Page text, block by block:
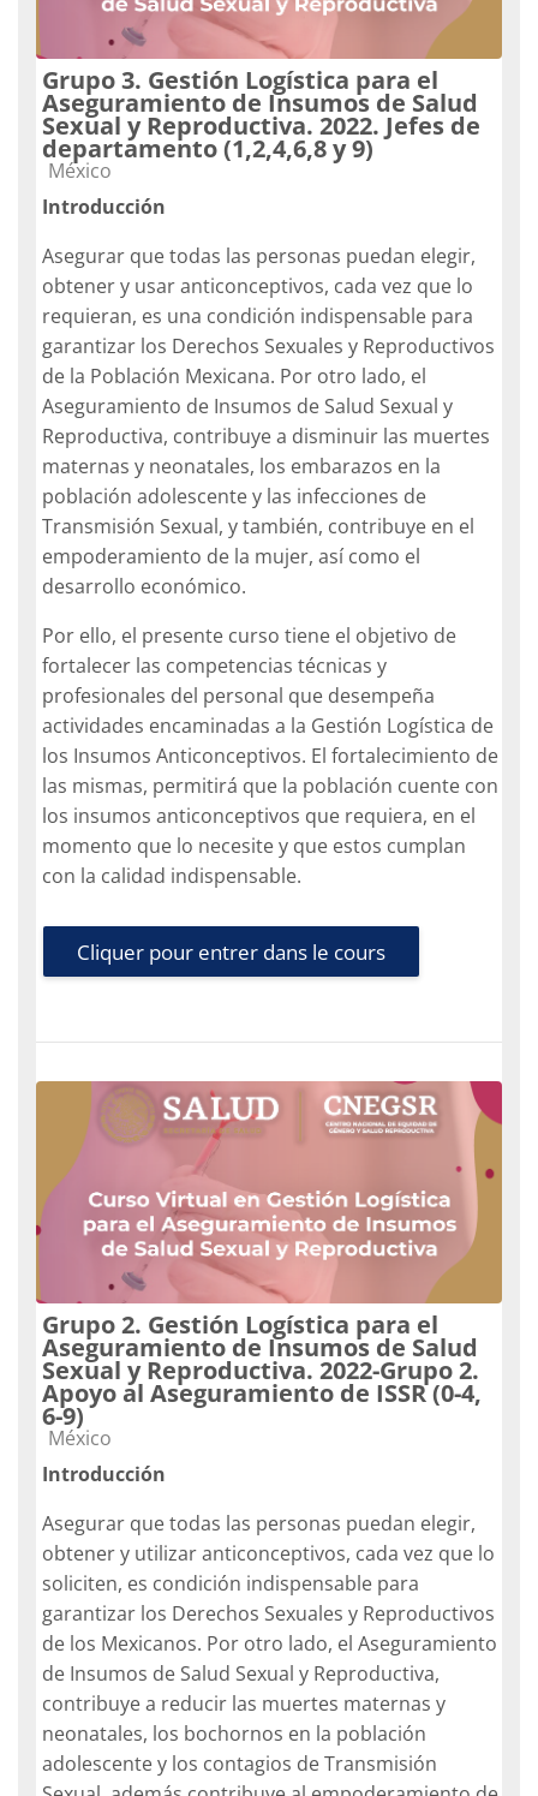
Grupo 3. Gestión Logística para el
Aseguramiento de Insumos de Salud
Sexual y Reproductiva. 2022. Jefes de
departamento (1,2,4,6,8 y 9)
Catégorie de cours
México
Introducción
Asegurar que todas las personas puedan elegir,
obtener y usar anticonceptivos, cada vez que lo
requieran, es una condición indispensable para
garantizar los Derechos Sexuales y Reproductivos
de la Población Mexicana. Por otro lado, el
Aseguramiento de Insumos de Salud Sexual y
Reproductiva, contribuye a disminuir las muertes
maternas y neonatales, los embarazos en la
población adolescente y las infecciones de
Transmisión Sexual, y también, contribuye en el
empoderamiento de la mujer, así como el
desarrollo económico.
Por ello, el presente curso tiene el objetivo de
fortalecer las competencias técnicas y
profesionales del personal que desempeña
actividades encaminadas a la Gestión Logística de
los Insumos Anticonceptivos. El fortalecimiento de
las mismas, permitirá que la población cuente con
los insumos anticonceptivos que requiera, en el
momento que lo necesite y que estos cumplan
con la calidad indispensable.
Cliquer pour entrer dans le cours
Grupo 2. Gestión Logística para el
Aseguramiento de Insumos de Salud
Sexual y Reproductiva. 2022-Grupo 2.
Apoyo al Aseguramiento de ISSR (0-4,
6-9)
Catégorie de cours
México
Introducción
Asegurar que todas las personas puedan elegir,
obtener y utilizar anticonceptivos, cada vez que lo
soliciten, es condición indispensable para
garantizar los Derechos Sexuales y Reproductivos
de los Mexicanos. Por otro lado, el Aseguramiento
de Insumos de Salud Sexual y Reproductiva,
contribuye a reducir las muertes maternas y
neonatales, los bochornos en la población
adolescente y los contagios de Transmisión